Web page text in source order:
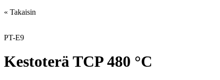
« Takaisin
PT-E9
Kestoterä TCP 480 °C